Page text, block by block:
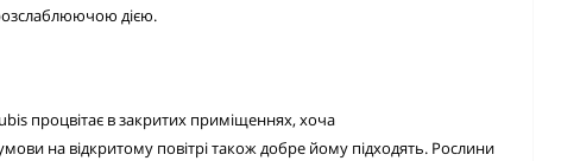
дією.
процвітає в закритих приміщеннях, хоча
на відкритому повітрі також добре йому підходять. Рослини